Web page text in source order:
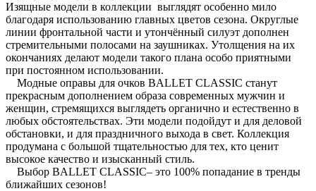
Изящные модели в коллекции выглядят особенно мило
благодаря использованию главных цветов сезона. Округлые
линии фронтальной части и утончённый силуэт дополнен
стремительными полосами на заушниках. Утолщения на их
окончаниях делают модели такого плана особо приятными
при постоянном использовании.
Модные оправы для очков BALLET CLASSIC станут
прекрасным дополнением образа современных мужчин и
женщин, стремящихся выглядеть органично и естественно в
любых обстоятельствах. Эти модели подойдут и для деловой
обстановки, и для праздничного выхода в свет. Коллекция
продумана с большой тщательностью для тех, кто ценит
высокое качество и изысканный стиль.
Выбор BALLET CLASSIC– это 100% попадание в тренды
ближайших сезонов!